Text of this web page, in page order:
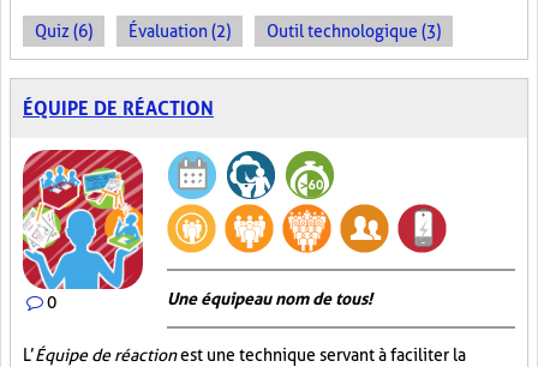
Quiz (6) Évaluation (2) Outil technologique (3)
ÉQUIPE DE RÉACTION
0 Une équipe au nom de tous!
L’Équipe de réactionest une technique servant à faciliter la